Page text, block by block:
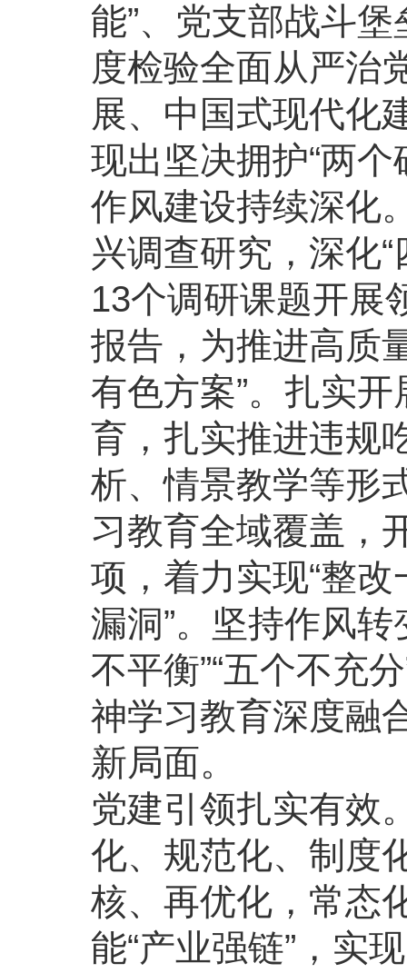
能”、党支部战斗
度检验全面从严治
展、中国式现代化
现出坚决拥护“两个
作风建设持续深化
兴调查研究，深化
13个调研课题开展
报告，为推进高质
有色方案”。扎实
育，扎实推进违规
析、情景教学等形
习教育全域覆盖，
项，着力实现“整
漏洞”。坚持作风
不平衡”“五个不充
神学习教育深度融
新局面。
党建引领扎实有效
化、规范化、制度
核、再优化，常态
能“产业强链”，实